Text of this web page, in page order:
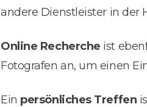
andere Dienstleister in der
Online Recherche ist
Fotografen an, um einen
Ein persönliches Treffen